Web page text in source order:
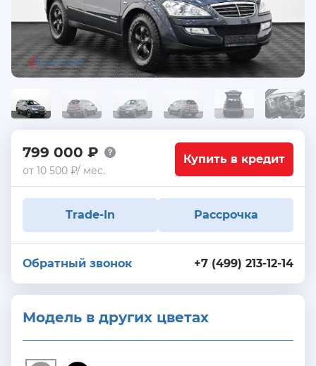
799 000 ₽
от 10 500 ₽/ мес.
Купить в кредит
Trade-In Рассрочка
+7 (499) 213-12-14
Обратный звонок
Модель в других цветах